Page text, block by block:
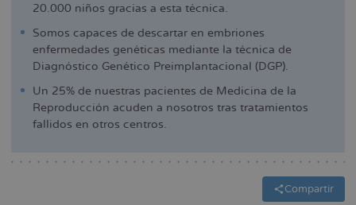
20.000 niños gracias a esta técnica.
Somos capaces de descartar en embriones
enfermedades genéticas mediante la técnica de
Diagnóstico Genético Preimplantacional (DGP).
Un 25% de nuestras pacientes de Medicina de la
Reproducción acuden a nosotros tras tratamientos
fallidos en otros centros.
Compartir